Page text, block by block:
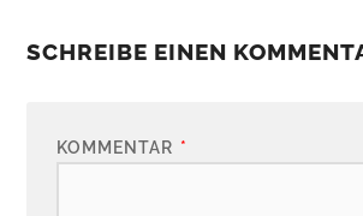
SCHREIBE EINEN
KOMMENTAR *